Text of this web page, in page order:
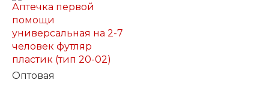
Аптечка первой
помощи
универсальная на 2-7
человек футляр
пластик (тип 20-02)
Оптовая